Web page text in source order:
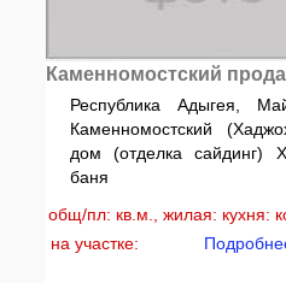
Каменномостский
Республика Адыгея,
Каменномостский
дом (отделка сайдинг)
баня
общ/пл: кв.м., жилая: кухня:
на участке: